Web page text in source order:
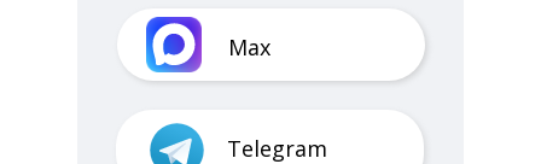
Max
Telegram